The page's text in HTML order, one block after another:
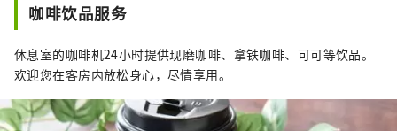
咖啡饮品服务
休息室的咖啡机24小时提供现磨咖啡、拿铁咖啡、可可等饮品。
欢迎您在客房内放松身心，尽情享用。